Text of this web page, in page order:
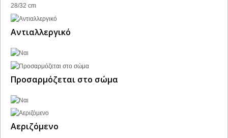
28/32 cm
Αντιαλλεργικό
Προσαρμόζεται στο σώμα
Αεριζόμενο